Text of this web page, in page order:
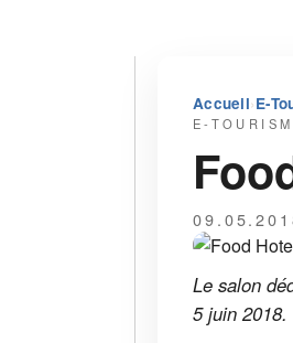
Accueil›E-
E-
Le salon
5 juin 2018.